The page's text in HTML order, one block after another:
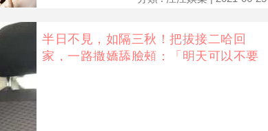
半日不見，如隔三秋！把拔接二哈回
家，一路撒嬌舔臉頰：「明天可以不要